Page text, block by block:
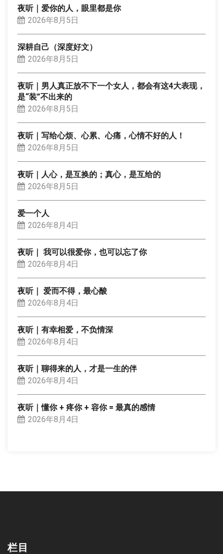
夜听｜爱你的人，眼里都是你
2026年8月5日
深耕自己（深度好文）
2026年8月5日
夜听｜男人真正放不下一个女人，都会有这4大表现，
是“装”不出来的
2026年8月5日
夜听｜写给心烦、心累、心痛，心情不好的人！
2026年8月5日
夜听｜人心，是互换的；真心，是互给的
2026年8月5日
爱一个人
2026年8月4日
夜听｜ 我可以很爱你，也可以忘了你
2026年8月4日
夜听｜ 爱而不得，最心酸
2026年8月4日
夜听｜有幸相爱，不负情深
2026年8月4日
夜听｜聊得来的人，才是一生的伴
2026年8月4日
夜听｜懂你 + 疼你 + 容你 = 最真的感情
2026年8月4日
栏目